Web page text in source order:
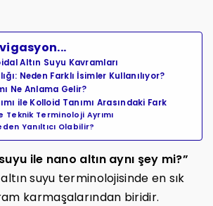
Altın Suyu Kavramları
Neden Farklı İsimler Kullanılıyor?
Ne Anlama Gelir?
ile Kolloid Tanımı Arasındaki Fark
Teknik Terminoloji Ayrımı
Yanıltıcı Olabilir?
ile nano altın aynı şey mi?”
suyu terminolojisinde en sık
karmaşalarından biridir.